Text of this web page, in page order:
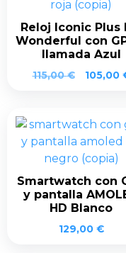
Reloj Iconic Plus
Wonderful con
llamada Azul
115,00€
El
era:
115,00
105,00
Smartwatch con
y pantalla
HD Blanco
129,00 €